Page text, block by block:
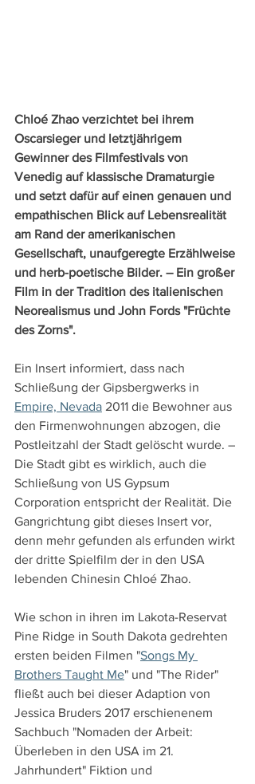
Chloé Zhao verzichtet bei ihrem
Oscarsieger und letztjährigem
Gewinner des Filmfestivals von
Venedig auf klassische Dramaturgie
und setzt dafür auf einen genauen und
empathischen Blick auf Lebensrealität
am Rand der amerikanischen
Gesellschaft, unaufgeregte Erzählweise
und herb-poetische Bilder. – Ein großer
Film in der Tradition des italienischen
Neorealismus und John Fords "Früchte
des Zorns".
Ein Insert informiert, dass nach
Schließung der Gipsbergwerks in
Empire, Nevada 2011 die Bewohner aus
den Firmenwohnungen abzogen, die
Postleitzahl der Stadt gelöscht wurde. –
Die Stadt gibt es wirklich, auch die
Schließung von US Gypsum
Corporation entspricht der Realität. Die
Gangrichtung gibt dieses Insert vor,
denn mehr gefunden als erfunden wirkt
der dritte Spielfilm der in den USA
lebenden Chinesin Chloé Zhao.
Wie schon in ihren im Lakota-Reservat
Pine Ridge in South Dakota gedrehten
ersten beiden Filmen "Songs My
Brothers Taught Me" und "The Rider"
fließt auch bei dieser Adaption von
Jessica Bruders 2017 erschienenem
Sachbuch "Nomaden der Arbeit:
Überleben in den USA im 21.
Jahrhundert" Fiktion und